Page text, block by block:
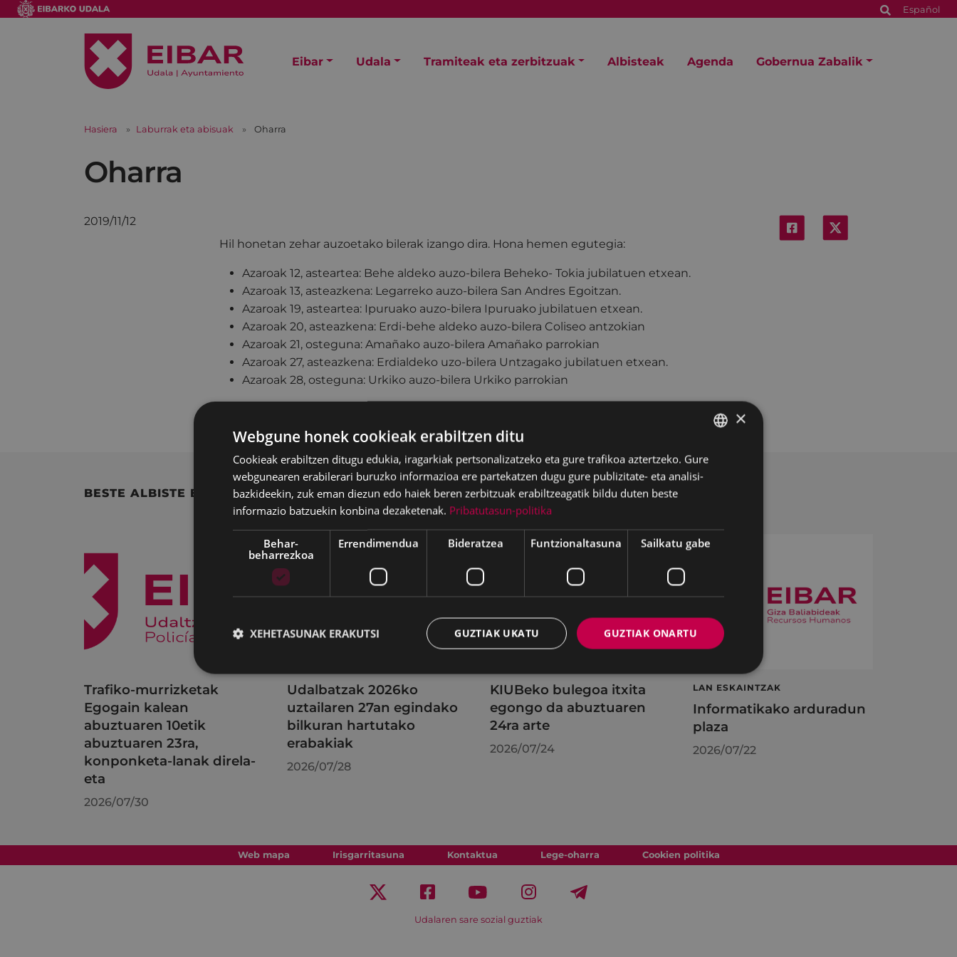
Español
Eibar Udala Tramiteak eta zerbitzuak Albisteak Agenda Gobernua Zabalik
Hasiera Laburrak eta abisuak Oharra
Oharra
2019/11/12
Hil honetan zehar auzoetako bilerak izango dira. Hona hemen egutegia:
Azaroak 12, asteartea: Behe aldeko auzo-bilera Beheko- Tokia jubilatuen etxean.
Azaroak 13, asteazkena: Legarreko auzo-bilera San Andres Egoitzan.
Azaroak 19, asteartea: Ipuruako auzo-bilera Ipuruako jubilatuen etxean.
Azaroak 20, asteazkena: Erdi-behe aldeko auzo-bilera Coliseo antzokian
Azaroak 21, osteguna: Amañako auzo-bilera Amañako parrokian
Azaroak 27, asteazkena: Erdialdeko uzo-bilera Untzagako jubilatuen etxean.
Azaroak 28, osteguna: Urkiko auzo-bilera Urkiko parrokian
BESTE ALBISTE BATZUK
Trafiko-murrizketak
Egogain kalean
abuztuaren 10etik
abuztuaren 23ra,
konponketa-lanak direla-
eta
2026/07/30
Udalbatzak 2026ko
uztailaren 27an egindako
bilkuran hartutako
erabakiak
2026/07/28
KIUBeko bulegoa itxita
egongo da abuztuaren
24ra arte
2026/07/24
LAN ESKAINTZAK
Informatikako arduradun
plaza
2026/07/22
Web mapa Irisgarritasuna Kontaktua Lege-oharra Cookien politika
Udalaren sare sozial guztiak
BASQUE
SPANISH
×
Webgune honek cookieak erabiltzen ditu
Cookieak erabiltzen ditugu edukia, iragarkiak pertsonalizatzeko eta gure trafikoa aztertzeko. Gure
webgunearen erabilerari buruzko informazioa ere partekatzen dugu gure publizitate- eta analisi-
bazkideekin, zuk eman diezun edo haiek beren zerbitzuak erabiltzeagatik bildu duten beste
informazio batzuekin konbina dezaketenak. Pribatutasun-politika
Behar-
beharrezkoa
Errendimendua Bideratzea Funtzionaltasuna Sailkatu gabe
GUZTIAK ONARTU
GUZTIAK UKATU
XEHETASUNAK ERAKUTSI